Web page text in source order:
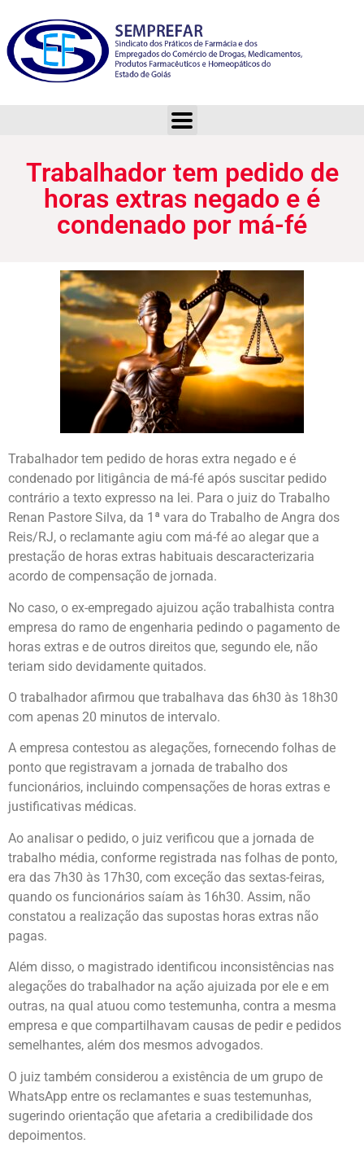
Trabalhador tem pedido de
horas extras negado e é
condenado por má-fé
Trabalhador tem pedido de horas extra negado e é
condenado por litigância de má-fé após suscitar pedido
contrário a texto expresso na lei. Para o juiz do Trabalho
Renan Pastore Silva, da 1ª vara do Trabalho de Angra dos
Reis/RJ, o reclamante agiu com má-fé ao alegar que a
prestação de horas extras habituais descaracterizaria
acordo de compensação de jornada.
No caso, o ex-empregado ajuizou ação trabalhista contra
empresa do ramo de engenharia pedindo o pagamento de
horas extras e de outros direitos que, segundo ele, não
teriam sido devidamente quitados.
O trabalhador afirmou que trabalhava das 6h30 às 18h30
com apenas 20 minutos de intervalo.
A empresa contestou as alegações, fornecendo folhas de
ponto que registravam a jornada de trabalho dos
funcionários, incluindo compensações de horas extras e
justificativas médicas.
Ao analisar o pedido, o juiz verificou que a jornada de
trabalho média, conforme registrada nas folhas de ponto,
era das 7h30 às 17h30, com exceção das sextas-feiras,
quando os funcionários saíam às 16h30. Assim, não
constatou a realização das supostas horas extras não
pagas.
Além disso, o magistrado identificou inconsistências nas
alegações do trabalhador na ação ajuizada por ele e em
outras, na qual atuou como testemunha, contra a mesma
empresa e que compartilhavam causas de pedir e pedidos
semelhantes, além dos mesmos advogados.
O juiz também considerou a existência de um grupo de
WhatsApp entre os reclamantes e suas testemunhas,
sugerindo orientação que afetaria a credibilidade dos
depoimentos.